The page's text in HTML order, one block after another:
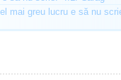
mai greu lucru e să nu